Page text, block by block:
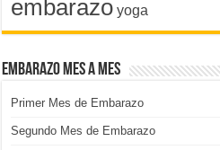
embarazo yoga
Embarazo Mes a Mes
Primer Mes de Embarazo
Segundo Mes de Embarazo